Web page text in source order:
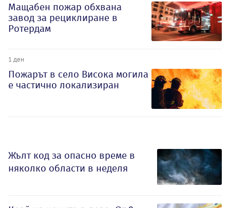
Мащабен пожар обхвана
завод за рециклиране в
Ротердам
1 ден
Пожарът в село Висока могила
е частично локализиран
Жълт код за опасно време в
няколко области в неделя